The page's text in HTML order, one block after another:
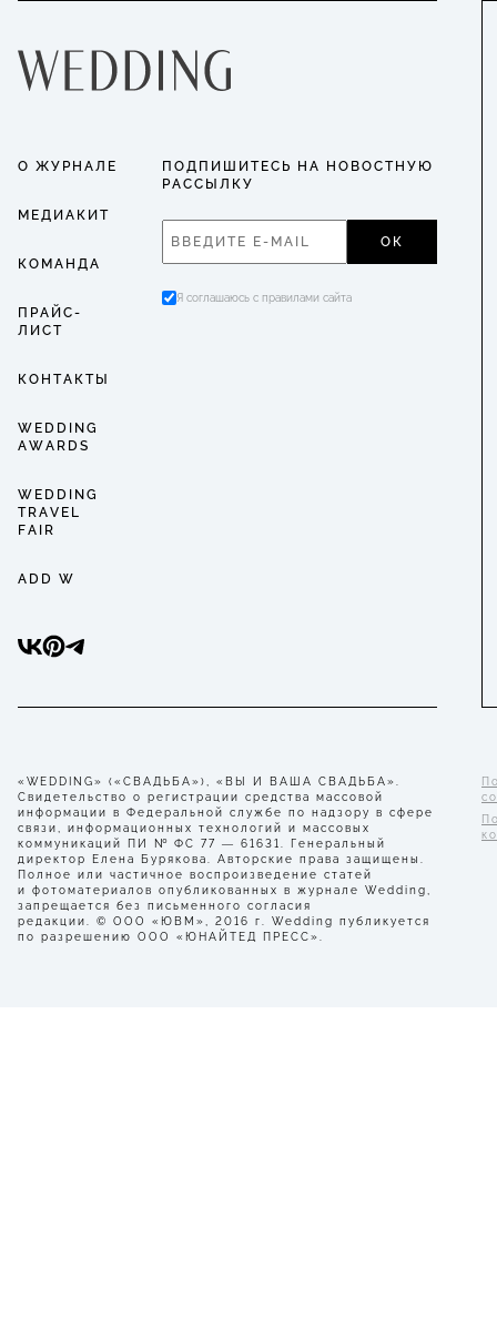
О ЖУРНАЛЕ
МЕДИАКИТ
КОМАНДА
ПРАЙС-
ЛИСТ
КОНТАКТЫ
WEDDING
AWARDS
WEDDING
TRAVEL
FAIR
ADD W
ПОДПИШИТЕСЬ НА НОВОСТНУЮ
РАССЫЛКУ
ОК
Я соглашаюсь с правилами сайта
«WEDDING» («СВАДЬБА»), «ВЫ И ВАША СВАДЬБА».
Свидетельство о регистрации средства массовой
информации в Федеральной службе по надзору в сфере
связи, информационных технологий и массовых
коммуникаций ПИ № ФС 77 — 61631. Генеральный
директор Елена Бурякова. Авторские права защищены.
Полное или частичное воспроизведение статей
и фотоматериалов опубликованных в журнале Wedding,
запрещается без письменного согласия
редакции. © ООО «ЮВМ», 2016 г. Wedding публикуется
по разрешению ООО «ЮНАЙТЕД ПРЕСС».